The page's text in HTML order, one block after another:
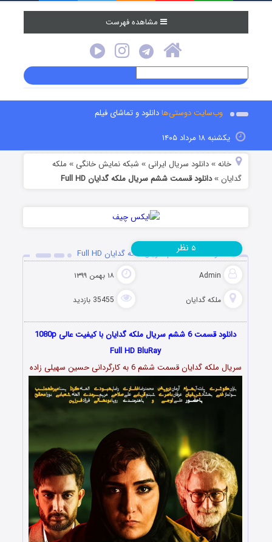
مشاهده فهرست
وب‌سایت دوستی‌هادانلود و تماشای فیلم
یکشنبه ۱۸ مرداد ۱۴۰۵
خانه »دانلود سریال ایرانی » شبکه نمایش خانگی » ملکه
گدایان »دانلود قسمت ششم سریال ملکه گدایان Full HD
دانلود قسمت ششم سریال ملکه گدایان Full HD
Admin ۱۸ بهمن ۱۳۹۹
ملکه گدایان 35455 بازدید
۵ نظر
دانلود قسمت 6 ششم سریال ملکه گدایان با کیفیت عالی 1080p
Full HD BluRay
سریال ملکه گدایان قسمت ششم 6 به کارگردانی حسین سهیلی زاده